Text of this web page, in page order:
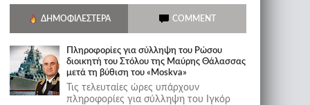
ΔΗΜΟΦΙΛΈΣΤΕΡΑ COMMENT
Πληροφορίες για σύλληψη του Ρώσου
διοικητή του Στόλου της Mαύρης Θάλασσας
μετά τη βύθιση του «Moskva»
Τις τελευταίες ώρες υπάρχουν
πληροφορίες για σύλληψη του Ιγκόρ